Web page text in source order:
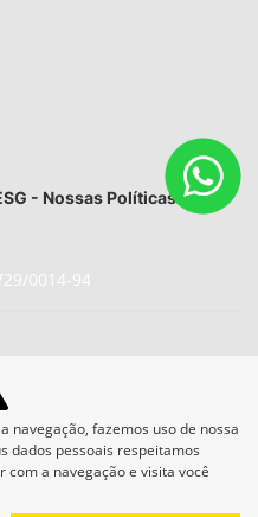
- Nossas Políticas
0014-94
navegação, fazemos uso de nossa
dados pessoais respeitamos
com a navegação e visita você